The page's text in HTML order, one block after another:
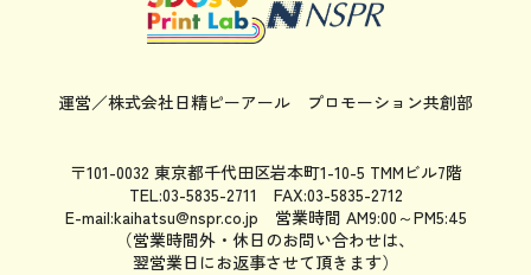
運営／株式会社日精ピーアール プロモーション共創部
〒101-0032 東京都千代田区岩本町1-10-5 TMMビル7階
TEL:03-5835-2711 FAX:03-5835-2712
E-mail:kaihatsu@nspr.co.jp 営業時間 AM9:00～PM5:45
（営業時間外・休日のお問い合わせは、
翌営業日にお返事させて頂きます）